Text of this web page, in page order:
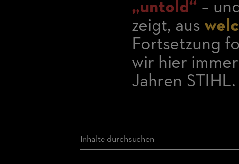
„untold“ –
zeigt, aus
Fortsetzung
wir hier
Jahren STIHL.